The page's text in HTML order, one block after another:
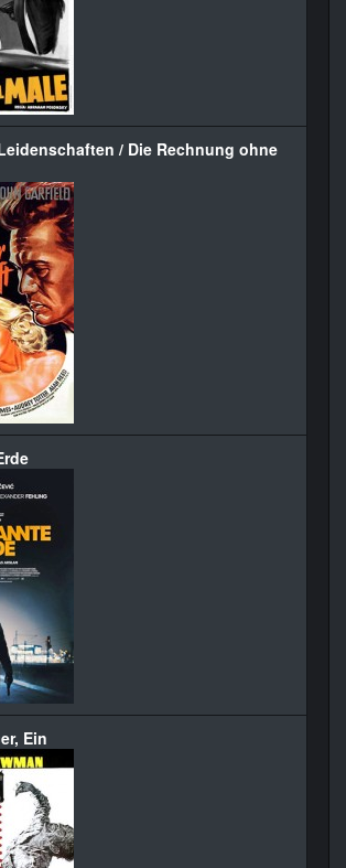
/ Die Rechnung ohne
Ein